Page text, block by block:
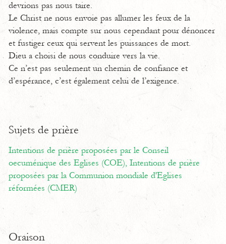
devrions pas nous taire.
Le Christ ne nous envoie pas allumer les feux de la
violence, mais compte sur nous cependant pour dénoncer
et fustiger ceux qui servent les puissances de mort.
Dieu a choisi de nous conduire vers la vie.
Ce n’est pas seulement un chemin de confiance et
d’espérance, c’est également celui de l’exigence.
Sujets de prière
Intentions de prière proposées par le Conseil
oecuménique des Eglises (COE), Intentions de prière
proposées par la Communion mondiale d'Eglises
réformées (CMER)
Oraison